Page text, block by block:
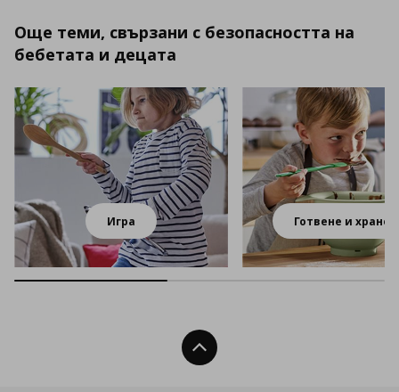
Още теми, свързани с безопасността на
бебетата и децата
Игра Готвене и
Нагоре